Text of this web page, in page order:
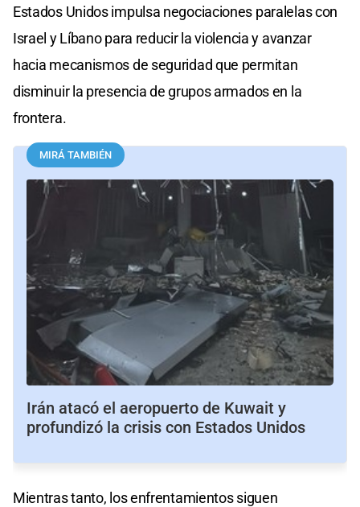
Estados Unidos impulsa negociaciones paralelas con
Israel y Líbano para reducir la violencia y avanzar
hacia mecanismos de seguridad que permitan
disminuir la presencia de grupos armados en la
frontera.
MIRÁ TAMBIÉN
Irán atacó el aeropuerto de Kuwait y
profundizó la crisis con Estados Unidos
Mientras tanto, los enfrentamientos siguen